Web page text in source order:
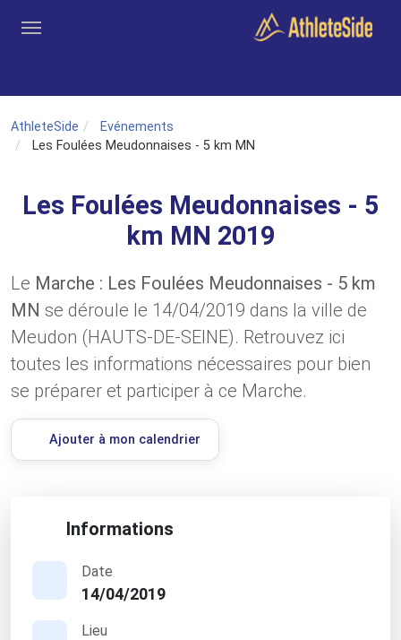
AthleteSide
Evénements
Les Foulées Meudonnaises - 5 km MN
Les Foulées Meudonnaises - 5
km MN 2019
Le Marche : Les Foulées Meudonnaises - 5 km
MN se déroule le 14/04/2019 dans la ville de
Meudon (HAUTS-DE-SEINE). Retrouvez ici
toutes les informations nécessaires pour bien
se préparer et participer à ce Marche.
Ajouter à mon calendrier
Informations
Date
14/04/2019
Lieu